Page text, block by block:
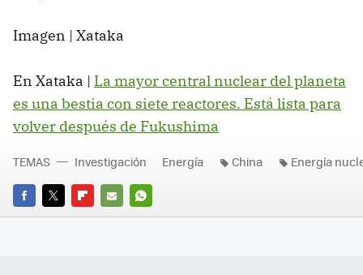
Imagen | Xataka
En Xataka | La mayor central nuclear del planeta
es una bestia con siete reactores. Está lista para
volver después de Fukushima
FACEBOOK
TWITTERFLIPBOARD
E-
WHATSAPP
TEMAS Investigación Energía China Energía